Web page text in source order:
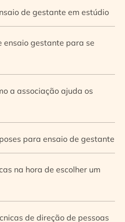
de gestante em estúdio
ensaio gestante para se
a associação ajuda os
para ensaio de gestante
na hora de escolher um
de direção de pessoas